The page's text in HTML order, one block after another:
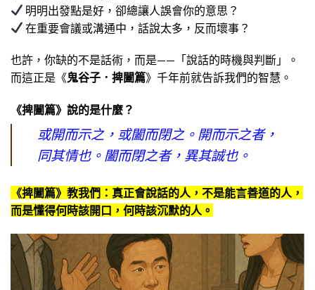
明明出發點是好，卻總讓人誤會你的意思？
在重要會議或溝通中，話說太多，反而壞事？
也許，你缺的不是話術，而是——「說話的時機與判斷」。
而這正是《鬼谷子．捭闔篇》千年前就告訴我們的智慧。
《捭闔篇》說的是什麼？
或開而示之，或闔而閉之。開而示之者，
同其情也。闔而閉之者，異其誠也。
《捭闔篇》教我們：真正會說話的人，不是能言善道的人，
而是懂得何時該開口，何時該沉默的人。